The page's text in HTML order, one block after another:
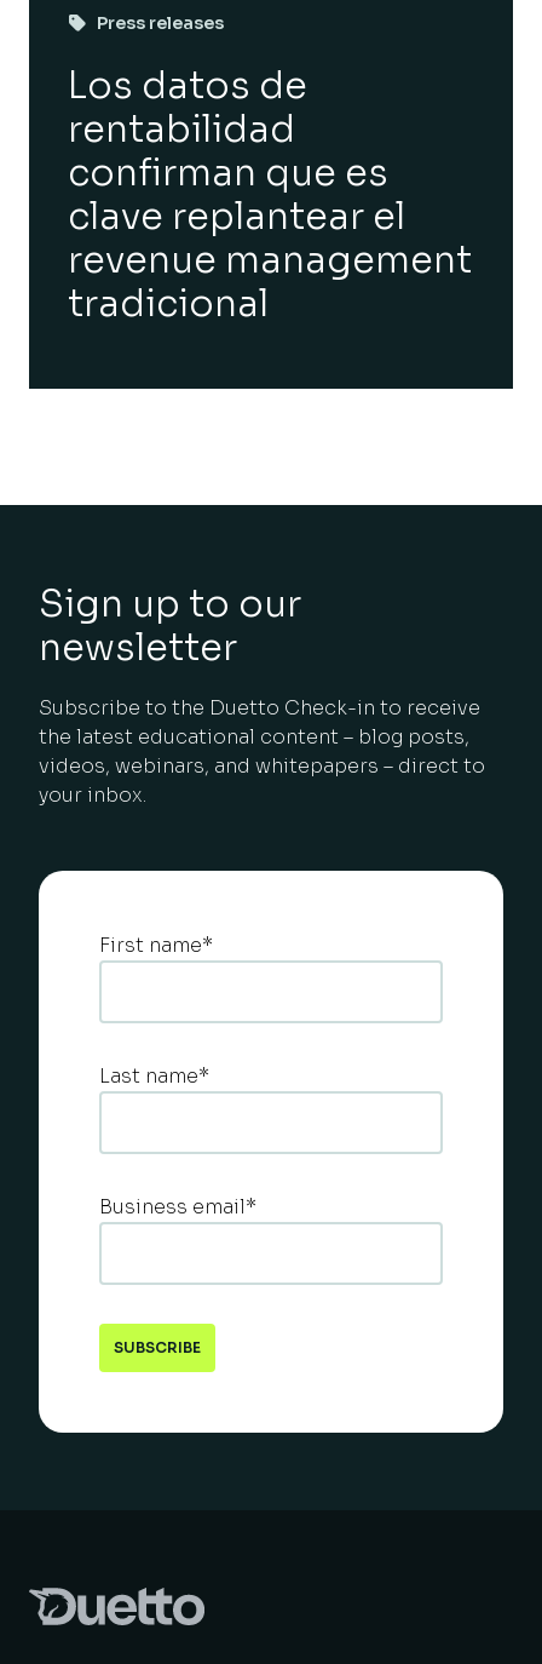
Press releases
Los datos de
rentabilidad
confirman que es
clave replantear el
revenue management
tradicional
Sign up to our
newsletter
Subscribe to the Duetto Check-in to receive
the latest educational content – blog posts,
videos, webinars, and whitepapers – direct to
your inbox.
First name*
Last name*
Business email*